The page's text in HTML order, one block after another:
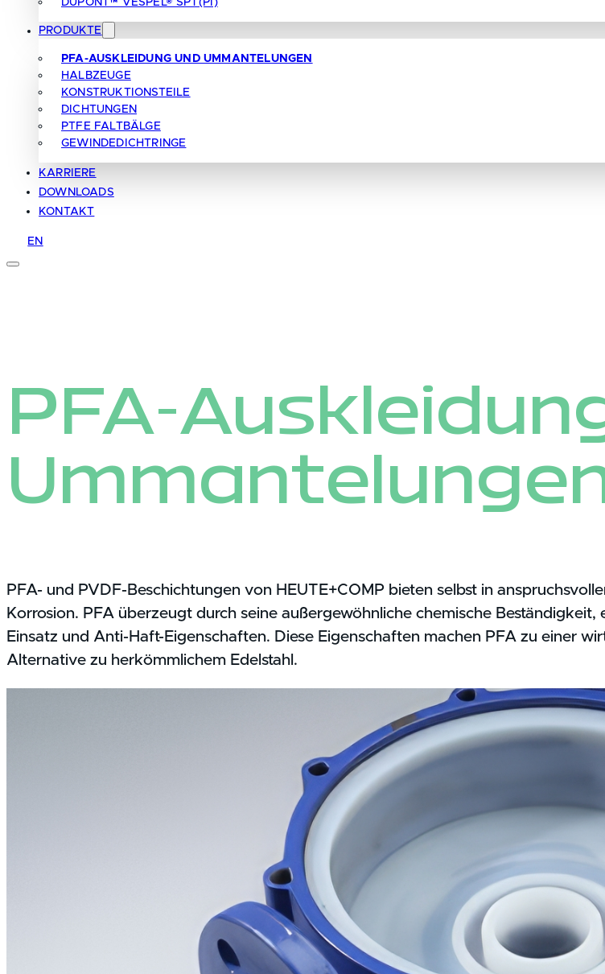
PRODUKTE
PFA-AUSKLEIDUNG UND UMMANTELUNGEN
HALBZEUGE
KONSTRUKTIONSTEILE
DICHTUNGEN
PTFE FALTBÄLGE
GEWINDEDICHTRINGE
KARRIERE
DOWNLOADS
KONTAKT
EN
PFA-
PFA- und PVDF-Beschichtungen von HEUTE+COMP bieten selbst in
Korrosion. PFA überzeugt durch seine außergewöhnliche chemische
Einsatz und Anti-Haft-Eigenschaften. Diese Eigenschaften machen PFA zu einer
Alternative zu herkömmlichem Edelstahl.